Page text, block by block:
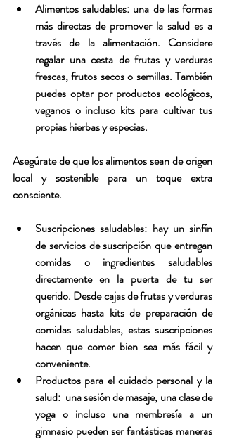
Alimentos saludables: una de las formas
más directas de promover la salud es a
través de la alimentación. Considere
regalar una cesta de frutas y verduras
frescas, frutos secos o semillas. También
puedes optar por productos ecológicos,
veganos o incluso kits para cultivar tus
propias hierbas y especias.
Asegúrate de que los alimentos sean de origen
local y sostenible para un toque extra
consciente.
Suscripciones saludables: hay un sinfín
de servicios de suscripción que entregan
comidas o ingredientes saludables
directamente en la puerta de tu ser
querido. Desde cajas de frutas y verduras
orgánicas hasta kits de preparación de
comidas saludables, estas suscripciones
hacen que comer bien sea más fácil y
conveniente.
Productos para el cuidado personal y la
salud:
  una sesión de masaje, una clase de
yoga o incluso una membresía a un
gimnasio pueden ser fantásticas maneras